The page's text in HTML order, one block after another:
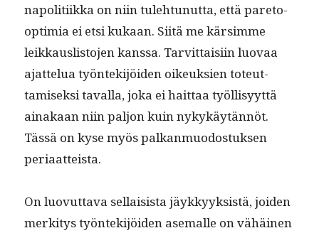
napoli­ti­ik­ka on niin tule­htunut­ta, että pare­to-
opti­mia ei etsi kukaan. Siitä me kär­simme
leikkaus­lis­to­jen kanssa. Tarvit­taisi­in luo­vaa
ajat­telua työn­tek­i­jöi­den oikeuk­sien toteut­
tamisek­si taval­la, joka ei hait­taa työl­lisyyt­tä
ainakaan niin paljon kuin nykykäytän­nöt.
Tässä on kyse myös palka­n­muo­dos­tuk­sen
periaatteista.
On luovut­ta­va sel­l­ai­sista jäykkyyk­sistä, joiden
merk­i­tys työn­tek­i­jöi­den ase­malle on vähäi­nen